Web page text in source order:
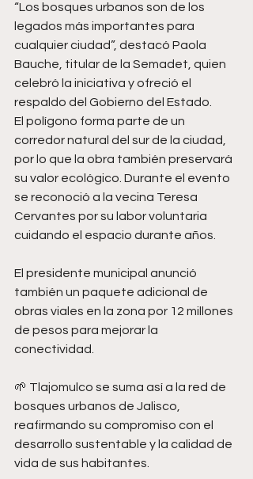
“Los bosques urbanos son de los
legados más importantes para
cualquier ciudad”, destacó Paola
Bauche, titular de la Semadet, quien
celebró la iniciativa y ofreció el
respaldo del Gobierno del Estado.
El polígono forma parte de un
corredor natural del sur de la ciudad,
por lo que la obra también preservará
su valor ecológico. Durante el evento
se reconoció a la vecina Teresa
Cervantes por su labor voluntaria
cuidando el espacio durante años.
El presidente municipal anunció
también un paquete adicional de
obras viales en la zona por 12 millones
de pesos para mejorar la
conectividad.
🌱 Tlajomulco se suma así a la red de
bosques urbanos de Jalisco,
reafirmando su compromiso con el
desarrollo sustentable y la calidad de
vida de sus habitantes.